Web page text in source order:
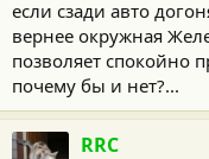
если сзади авто
вернее окружная
позволяет спокойно
почему бы и нет?...
RRC